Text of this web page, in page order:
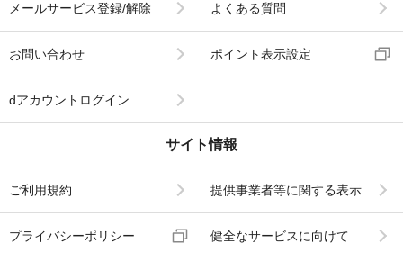
メールサービス登録/解除 よくある質問
お問い合わせ ポイント表示設定
dアカウントログイン
サイト情報
ご利用規約 提供事業者等に関する表示
プライバシーポリシー 健全なサービスに向けて